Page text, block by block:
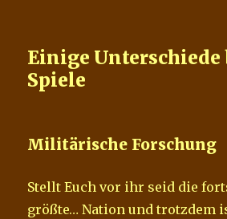
Einige Unterschiede
Spiele
Militärische Forschung
Stellt Euch vor ihr seid die
größte… Nation und trotzdem